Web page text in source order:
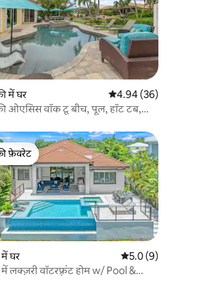
समीक्षाएँ
में घर औसत रेटिंग 5 में से 4.94,
4.94 (36)
ओएसिस वॉक टू बीच, पूल, हॉट टब,
समीक्षाएँ
फ़ेवरेट
फ़ेवरेट
में घर औसत रेटिंग 5 में से 5.0,
5.0 (9)
में लक्ज़री वॉटरफ़्रंट होम w/ Pool &